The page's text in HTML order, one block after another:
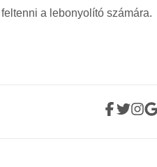
a lebonyolító számára.